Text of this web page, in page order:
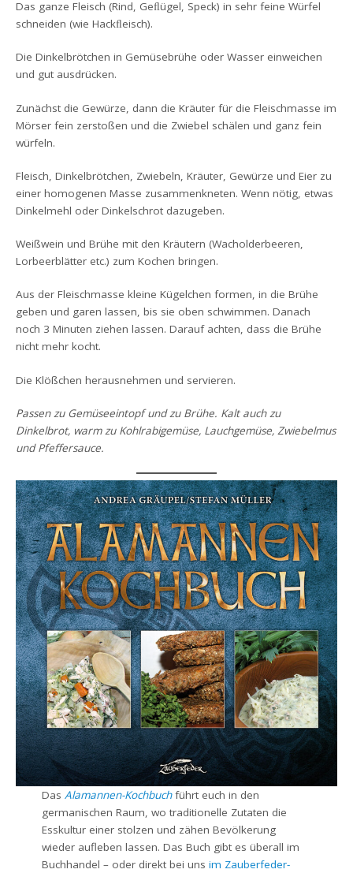
Das ganze Fleisch (Rind, Geﬂügel, Speck) in sehr feine Würfel
schneiden (wie Hackﬂeisch).
Die Dinkelbrötchen in Gemüsebrühe oder Wasser einweichen
und gut ausdrücken.
Zunächst die Gewürze, dann die Kräuter für die Fleischmasse im
Mörser fein zerstoßen und die Zwiebel schälen und ganz fein
würfeln.
Fleisch, Dinkelbrötchen, Zwiebeln, Kräuter, Gewürze und Eier zu
einer homogenen Masse zusammenkneten. Wenn nötig, etwas
Dinkelmehl oder Dinkelschrot dazugeben.
Weißwein und Brühe mit den Kräutern (Wacholderbeeren,
Lorbeerblätter etc.) zum Kochen bringen.
Aus der Fleischmasse kleine Kügelchen formen, in die Brühe
geben und garen lassen, bis sie oben schwimmen. Danach
noch 3 Minuten ziehen lassen. Darauf achten, dass die Brühe
nicht mehr kocht.
Die Klößchen herausnehmen und servieren.
Passen zu Gemüseeintopf und zu Brühe. Kalt auch zu
Dinkelbrot, warm zu Kohlrabigemüse, Lauchgemüse, Zwiebelmus
und Pfeﬀersauce.
Das Alamannen-Kochbuch führt euch in den
germanischen Raum, wo traditionelle Zutaten die
Esskultur einer stolzen und zähen Bevölkerung
wieder aufleben lassen. Das Buch gibt es überall im
Buchhandel – oder direkt bei uns im Zauberfeder-